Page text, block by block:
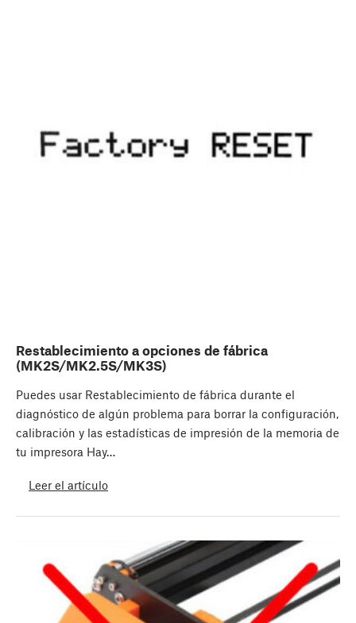
Restablecimiento a opciones de fábrica
(MK2S/MK2.5S/MK3S)
Puedes usar Restablecimiento de fábrica durante el
diagnóstico de algún problema para borrar la configuración,
calibración y las estadísticas de impresión de la memoria de
tu impresora Hay…
Leer el artículo